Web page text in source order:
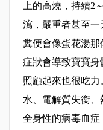
上的高燒，持續2
瀉，嚴重者甚至一
糞便會像蛋花湯那
症狀會導致寶寶身
照顧起來也很吃
水、電解質失衡、
全身性的病毒血症